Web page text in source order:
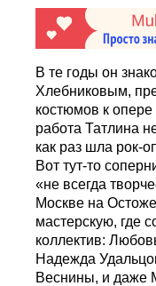
В те годы он
Хлебниковым,
костюмов к
работа Татлина
как раз шла рок-
Вот тут-то
«не всегда
Москве на
мастерскую, где
коллектив:
Надежда
Веснины, и даже